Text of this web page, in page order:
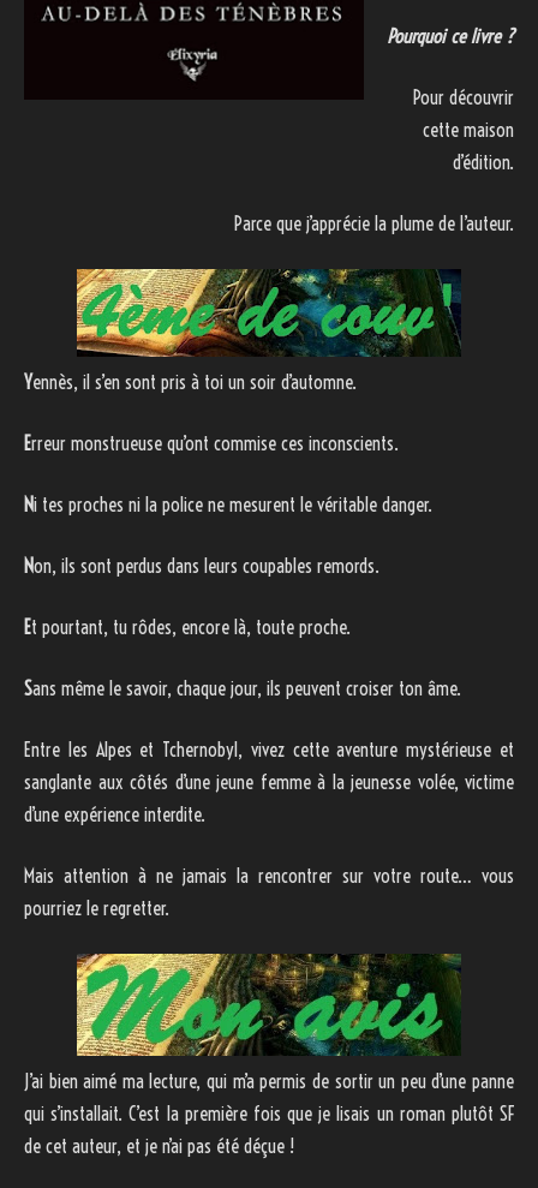
Pourquoi ce livre ?
Pour découvrir
cette maison
d’édition.
Parce que j’apprécie la plume de l’auteur.
Yennès, il s’en sont pris à toi un soir d’automne.
Erreur monstrueuse qu’ont commise ces inconscients.
Ni tes proches ni la police ne mesurent le véritable danger.
Non, ils sont perdus dans leurs coupables remords.
Et pourtant, tu rôdes, encore là, toute proche.
Sans même le savoir, chaque jour, ils peuvent croiser ton âme.
Entre les Alpes et Tchernobyl, vivez cette aventure mystérieuse et
sanglante aux côtés d’une jeune femme à la jeunesse volée, victime
d’une expérience interdite.
Mais attention à ne jamais la rencontrer sur votre route… vous
pourriez le regretter.
J’ai bien aimé ma lecture, qui m’a permis de sortir un peu d’une panne
qui s’installait. C’est la première fois que je lisais un roman plutôt SF
de cet auteur, et je n’ai pas été déçue !